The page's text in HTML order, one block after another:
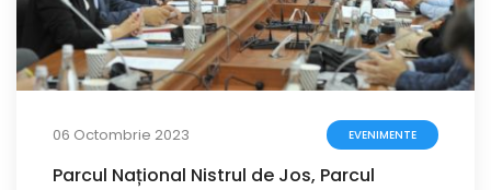
06 Octombrie 2023 EVENIMENTE
Parcul Național Nistrul de Jos, Parcul